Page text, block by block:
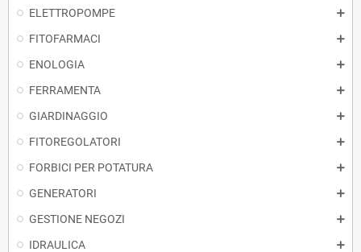
ELETTROPOMPE
FITOFARMACI
ENOLOGIA
FERRAMENTA
GIARDINAGGIO
FITOREGOLATORI
FORBICI PER POTATURA
GENERATORI
GESTIONE NEGOZI
IDRAULICA